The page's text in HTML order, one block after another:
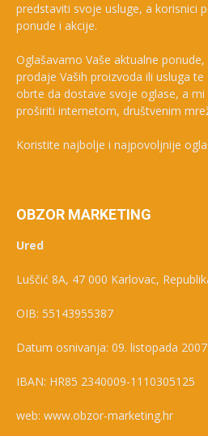
predstaviti svoje usluge, a korisnici
ponude i akcije.
Oglašavamo Vaše aktualne
prodaje Vaših proizvoda ili usluga
obrte da dostave svoje oglase, a
proširiti internetom, društvenim
Koristite najbolje i najpovoljnije
OBZOR MARKETING
Ured
Luščić 8A, 47 000 Karlovac,
OIB: 55143955387
Datum osnivanja: 09. listopada
IBAN: HR85 2340009-1110305125
web: www.obzor-marketing.hr